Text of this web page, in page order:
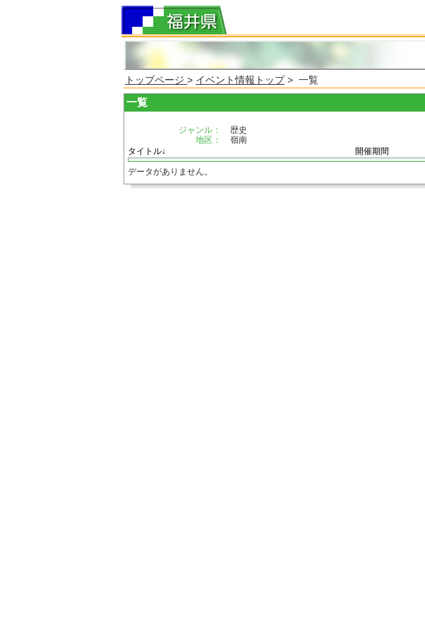
トップページ > イベント情報トップ> 一覧
一覧
ジャンル：
歴史
地区：
嶺南
タイトル↓
開催期間
データがありません。